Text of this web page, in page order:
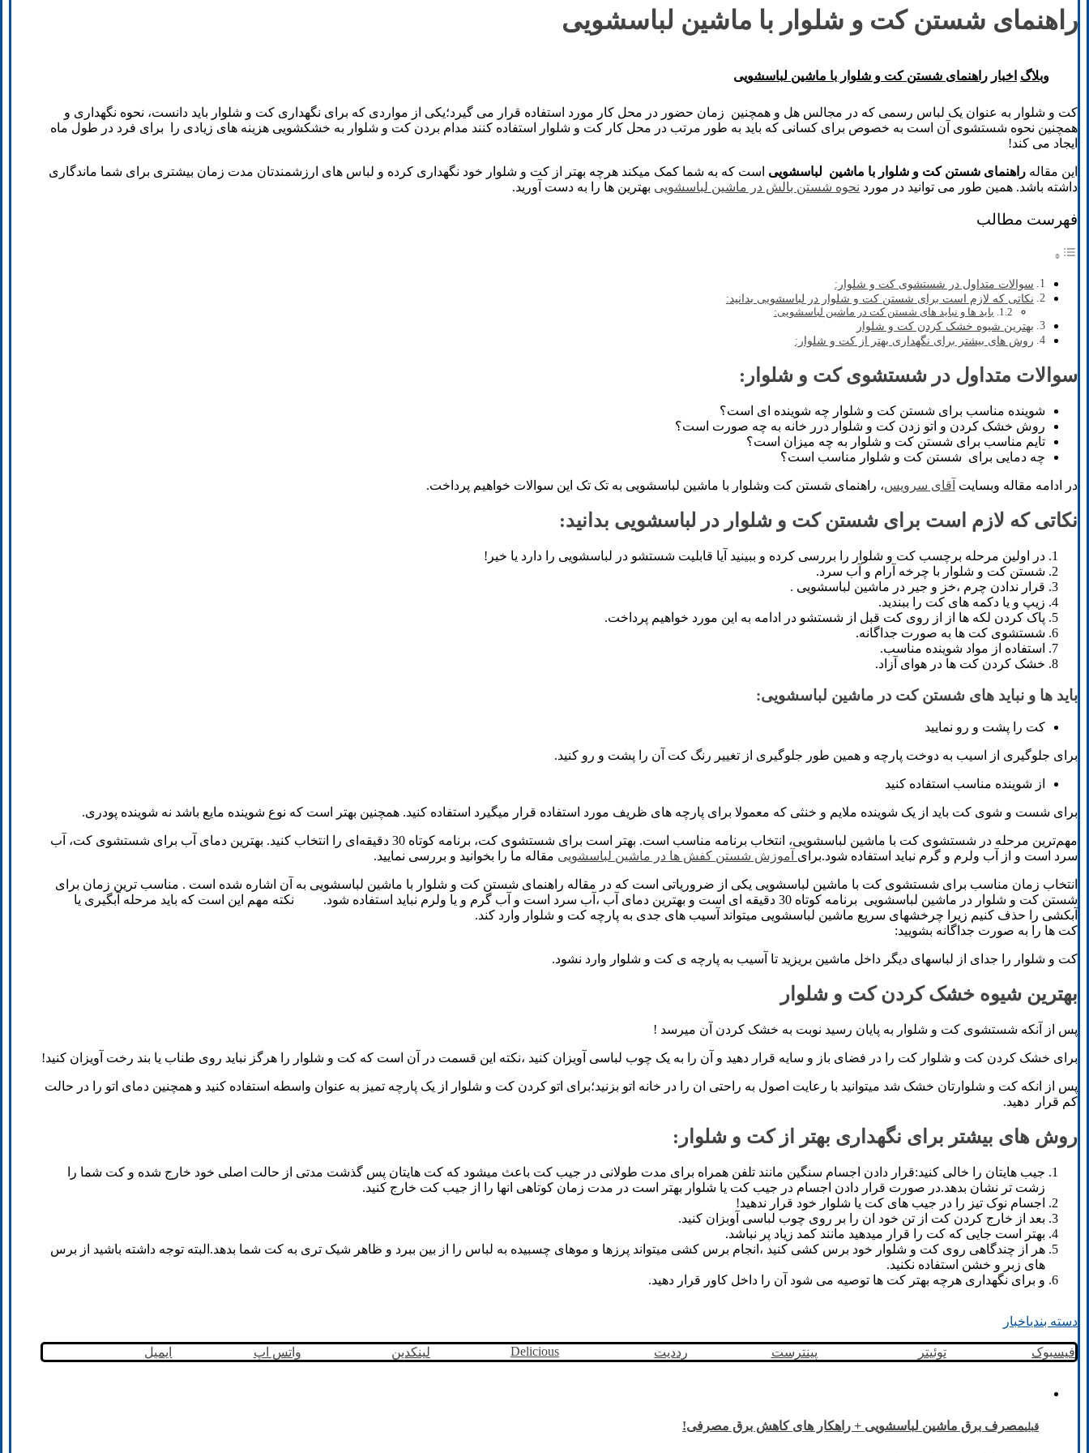
راهنمای شستن کت و شلوار با ماشین لباسشویی
وبلاگ اخبار راهنمای شستن کت و شلوار با ماشین لباسشویی
کت و شلوار به عنوان یک لباس رسمی که در مجالس هل و همچنین زمان حضور در محل کار مورد استفاده قرار می گیرد؛یکی از مواردی که برای نگهداری کت و شلوار باید دانست، نحوه نگهداری و
همچنین نحوه شستشوی آن است به خصوص برای کسانی که باید به طور مرتب در محل کار کت و شلوار استفاده کنند مدام بردن کت و شلوار به خشکشویی هزینه های زیادی را برای فرد در طول ماه
ایجاد می کند!
این مقاله راهنمای شستن کت و شلوار با ماشین لباسشویی است که به شما کمک میکند هرچه بهتر از کت و شلوار خود نگهداری کرده و لباس های ارزشمندتان مدت زمان بیشتری برای شما ماندگاری
داشته باشد. همین طور می توانید در مورد نحوه شستن بالش در ماشین لباسشویی بهترین ها را به دست آورید.
فهرست مطالب
سوالات متداول در شستشوی کت و شلوار:
نکاتی که لازم است برای شستن کت و شلوار در لباسشویی بدانید:
باید ها و نباید های شستن کت در ماشین لباسشویی:
بهترین شیوه خشک کردن کت و شلوار
روش های بیشتر برای نگهداری بهتر از کت و شلوار:
سوالات متداول در شستشوی کت و شلوار:
شوینده مناسب برای شستن کت و شلوار چه شوینده ای است؟
روش خشک کردن و اتو زدن کت و شلوار درر خانه به چه صورت است؟
تایم مناسب برای شستن کت و شلوار به چه میزان است؟
چه دمایی برای شستن کت و شلوار مناسب است؟
در ادامه مقاله وبسایت آقای سرویس، راهنمای شستن کت وشلوار با ماشین لباسشویی به تک تک این سوالات خواهیم پرداخت.
نکاتی که لازم است برای شستن کت و شلوار در لباسشویی بدانید:
در اولین مرحله برچسب کت و شلوار را بررسی کرده و ببینید آیا قابلیت شستشو در لباسشویی را دارد یا خیر!
شستن کت و شلوار با چرخه آرام و آب سرد.
قرار ندادن چرم ،خز و جیر در ماشین لباسشویی .
زیپ و یا دکمه های کت را ببندید.
پاک کردن لکه ها از از روی کت قبل از شستشو در ادامه به این مورد خواهیم پرداخت.
شستشوی کت ها به صورت جداگانه.
استفاده از مواد شوینده مناسب.
خشک کردن کت ها در هوای آزاد.
باید ها و نباید های شستن کت در ماشین لباسشویی:
کت را پشت و رو نمایید
برای جلوگیری از اسیب به دوخت پارچه و همین طور جلوگیری از تغییر رنگ کت آن را پشت و رو کنید.
از شوینده مناسب استفاده کنید
برای شست و شوی کت باید از یک شوینده ملایم و خنثی که معمولا برای پارچه های ظریف مورد استفاده قرار میگیرد استفاده کنید. همچنین بهتر است که نوع شوینده مایع باشد نه شوینده پودری.
مهم‌ترین مرحله در شستشوی کت با ماشین لباسشویی، انتخاب برنامه مناسب است. بهتر است برای شستشوی کت، برنامه کوتاه 30 دقیقه‌ای را انتخاب کنید. بهترین دمای آب برای شستشوی کت، آب
سرد است و از آب ولرم و گرم نباید استفاده شود.برای آموزش شستن کفش ها در ماشین لباسشویی مقاله ما را بخوانید و بررسی نمایید.
انتخاب زمان مناسب برای شستشوی کت با ماشین لباسشویی یکی از ضروریاتی است که در مقاله راهنمای شستن کت و شلوار با ماشین لباسشویی به آن اشاره شده است . مناسب ترین زمان برای
شستن کت و شلوار در ماشین لباسشویی برنامه کوتاه 30 دقیقه ای است و بهترین دمای آب ،آب سرد است و آب گرم و یا ولرم نباید استفاده شود. نکته مهم این است که باید مرحله آبگیری یا
آبکشی را حذف کنیم زیرا چرخشهای سریع ماشین لباسشویی میتواند آسیب های جدی به پارچه کت و شلوار وارد کند.
کت ها را به صورت جداگانه بشویید:
کت و شلوار را جدای از لباسهای دیگر داخل ماشین بریزید تا آسیب به پارچه ی کت و شلوار وارد نشود.
بهترین شیوه خشک کردن کت و شلوار
پس از آنکه شستشوی کت و شلوار به پایان رسید نوبت به خشک کردن آن میرسد !
برای خشک کردن کت و شلوار کت را در فضای باز و سایه قرار دهید و آن را به یک چوب لباسی آویزان کنید ،نکته این قسمت در آن است که کت و شلوار را هرگز نباید روی طناب یا بند رخت آویزان کنید!
پس از انکه کت و شلوارتان خشک شد میتوانید با رعایت اصول به راحتی ان را در خانه اتو بزنید؛برای اتو کردن کت و شلوار از یک پارچه تمیز به عنوان واسطه استفاده کنید و همچنین دمای اتو را در حالت
کم قرار دهید.
روش های بیشتر برای نگهداری بهتر از کت و شلوار:
جیب هایتان را خالی کنید:قرار دادن اجسام سنگین مانند تلفن همراه برای مدت طولانی در جیب کت باعث میشود که کت هایتان پس گذشت مدتی از حالت اصلی خود خارج شده و کت شما را
زشت تر نشان بدهد.در صورت قرار دادن اجسام در جیب کت یا شلوار بهتر است در مدت زمان کوتاهی انها را از جیب کت خارج کنید.
اجسام نوک تیز را در جیب های کت یا شلوار خود قرار ندهید!
بعد از خارج کردن کت از تن خود ان را بر روی چوب لباسی آوبزان کنید.
بهتر است جایی که کت را قرار میدهید مانند کمد زیاد پر نباشد.
هر از چندگاهی روی کت و شلوار خود برس کشی کنید ،انجام برس کشی میتواند پرزها و موهای چسبیده به لباس را از بین ببرد و ظاهر شیک تری به کت شما بدهد.البته توجه داشته باشید از برس
های زبر و خشن استفاده نکنید.
و برای نگهداری هرچه بهتر کت ها توصیه می شود آن را داخل کاور قرار دهید.
دسته بندیاخبار
فیسبوک توئیتر پینترست رددیت Delicious لینکدین واتس اپ ایمیل
قبلیمصرف برق ماشین لباسشویی + راهکار های کاهش برق مصرفی!